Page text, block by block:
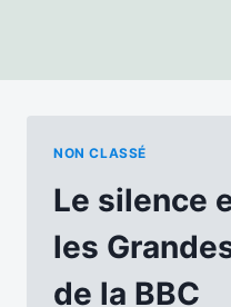
NON CLASSÉ
Le silence
les
de la BBC